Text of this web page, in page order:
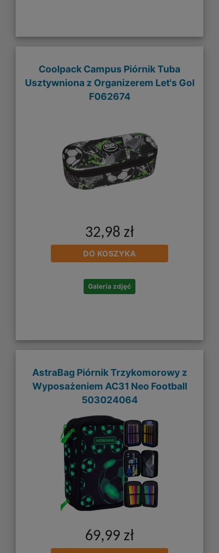
Coolpack Campus Piórnik Tuba
Usztywniona z Organizerem Let's Gol
F062674
32,98 zł
DO KOSZYKA
Galeria zdjęć
AstraBag Piórnik Trzykomorowy z
Wyposażeniem AC31 Neo Football
503024064
69,99 zł